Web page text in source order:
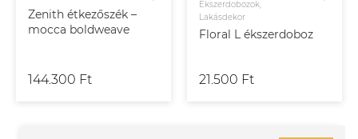
Zenith étkezőszék –
mocca boldweave
144.300 Ft
Floral L ékszerdoboz
Ékszerdobozok,
Lakásdekor
21.500 Ft